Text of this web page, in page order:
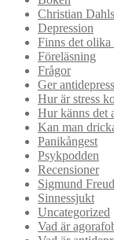
Christian
Depression
Finns det olika
Föreläsning
Frågor
Ger
Hur är stress
Hur känns det
Kan man
Panikångest
Psykpodden
Recensioner
Sigmund Freud
Sinnessjukt
Uncategorized
Vad är